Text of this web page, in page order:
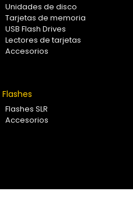
Unidades de disco
Tarjetas de memoria
USB Flash Drives
Lectores de tarjetas
Accesorios
Flashes
Flashes SLR
Accesorios